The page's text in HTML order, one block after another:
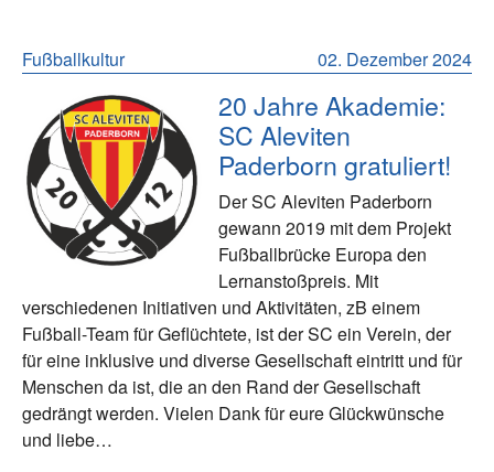
02. Dezember 2024
Fußballkultur
20 Jahre Akademie:
SC Aleviten
Paderborn gratuliert!
Der SC Aleviten Paderborn
gewann 2019 mit dem Projekt
Fußballbrücke Europa den
Lernanstoßpreis. Mit
verschiedenen Initiativen und Aktivitäten, zB einem
Fußball-Team für Geflüchtete, ist der SC ein Verein, der
für eine inklusive und diverse Gesellschaft eintritt und für
Menschen da ist, die an den Rand der Gesellschaft
gedrängt werden. Vielen Dank für eure Glückwünsche
und liebe…